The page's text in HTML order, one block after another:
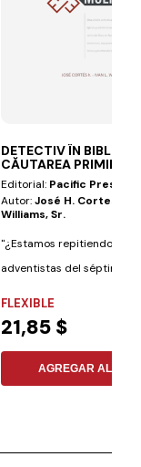
DETECTIV ÎN BIBLIE ÎN
CĂUTAREA PRIMILOR
Editorial: Pacific Press
Autor:José H. Cortes Jr.,
Williams, Sr.
"¿Estamos repitiendo la
adventistas del séptimo
FLEXIBLE
21,85 $
AGREGAR AL